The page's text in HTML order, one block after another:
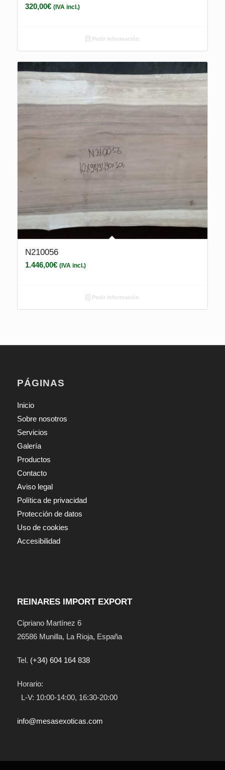
320,00€ (IVA incl.)
Pedir información
N210056
1.446,00€ (IVA incl.)
Pedir información
PÁGINAS
Inicio
Sobre nosotros
Servicios
Galería
Productos
Contacto
Aviso legal
Política de privacidad
Protección de datos
Uso de cookies
Accesibilidad
REINARES IMPORT EXPORT
Cipriano Martínez 6
26586 Munilla, La Rioja, España
Tel. (+34) 604 164 838
Horario:
L-V: 10:00-14:00, 16:30-20:00
info@mesasexoticas.com